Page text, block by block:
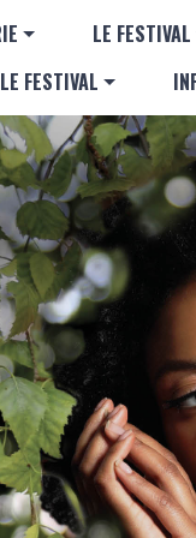
LE FESTIVAL
FESTIVAL